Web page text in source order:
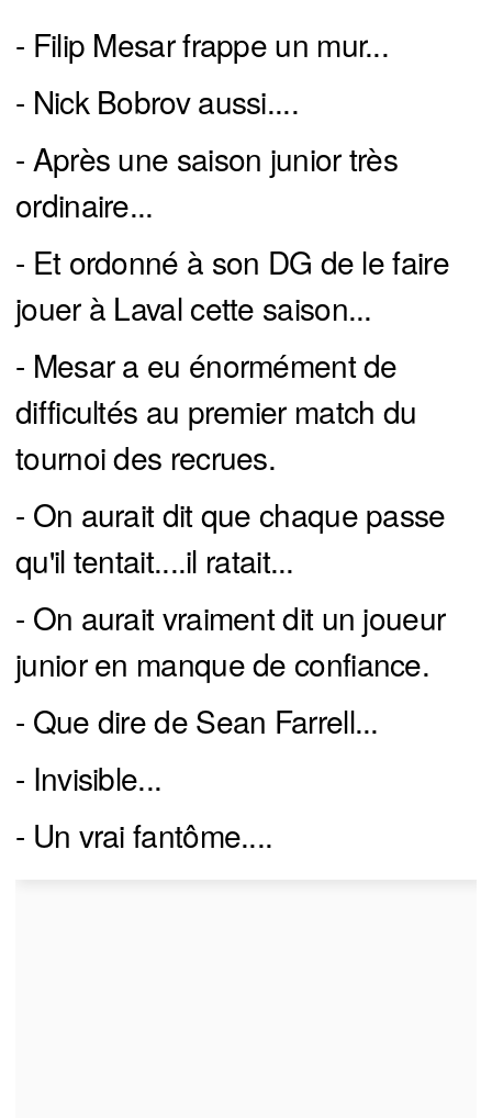
- Filip Mesar frappe un mur...
- Nick Bobrov aussi....
- Après une saison junior très
ordinaire...
- Et ordonné à son DG de le faire
jouer à Laval cette saison...
- Mesar a eu énormément de
difficultés au premier match du
tournoi des recrues.
- On aurait dit que chaque passe
qu'il tentait....il ratait...
- On aurait vraiment dit un joueur
junior en manque de confiance.
- Que dire de Sean Farrell...
- Invisible...
- Un vrai fantôme....